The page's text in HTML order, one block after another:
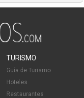
TURISMO
Guía de Turismo
Hoteles
Restaurantes